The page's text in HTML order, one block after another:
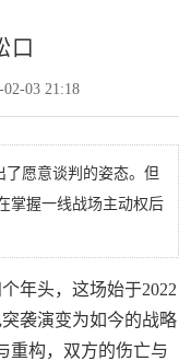
口
02-03 21:18
了愿意谈判的姿态。但
掌握一线战场主动权后
年头，这场始于2022
袭演变为如今的战略
重构，双方的伤亡与